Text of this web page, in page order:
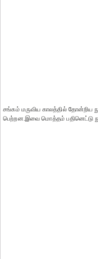
சங்கம் மருவிய காலத்தில்
பெற்றன.இவை மொத்தம் பதினெட்டு